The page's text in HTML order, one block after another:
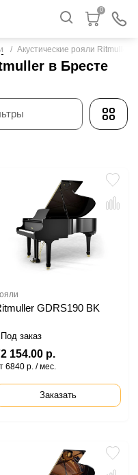
0
Акустические рояли Ritmuller
в Бресте
GDRS190 BK
Под заказ
154.00 р.
6840 р. / мес.
Заказать